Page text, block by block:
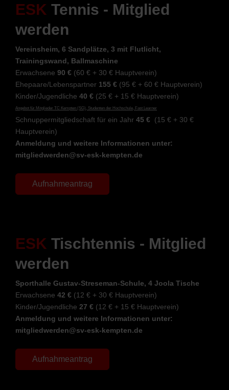
ESK Tennis - Mitglied
werden
Vereinsheim, 6 Sandplätze, 3 mit Flutlicht,
Trainingswand, Ballmaschine
Erwachsene 90 € (60 € + 30 € Hauptverein)
Ehepaare/Lebenspartner 155 € (95 € + 60 € Hauptverein)
Kinder/Jugendliche 40 € (25 € + 15 € Hauptverein)
Angebot für Mitglieder TC Kempten (SG), Studenten der Hochschule, Fast Learner
Schnuppermitgliedschaft für ein Jahr 45 € (15 € + 30 €
Hauptverein)
Anmeldung und weitere Informationen unter:
mitgliedwerden@sv-esk-kempten.de
Aufnahmeantrag
ESK Tischtennis - Mitglied
werden
Sporthalle Gustav-Streseman-Schule, 4 Joola Tische
Erwachsene 42 € (12 € + 30 € Hauptverein)
Kinder/Jugendliche 27 € (12 € + 15 € Hauptverein)
Anmeldung und weitere Informationen unter:
mitgliedwerden@sv-esk-kempten.de
Aufnahmeantrag